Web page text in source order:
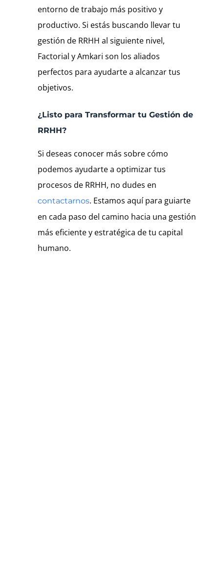
entorno de trabajo más positivo y
productivo. Si estás buscando llevar tu
gestión de RRHH al siguiente nivel,
Factorial y Amkari son los aliados
perfectos para ayudarte a alcanzar tus
objetivos.
¿Listo para Transformar tu Gestión de
RRHH?
Si deseas conocer más sobre cómo
podemos ayudarte a optimizar tus
procesos de RRHH, no dudes en
contactarnos. Estamos aquí para guiarte
en cada paso del camino hacia una gestión
más eficiente y estratégica de tu capital
humano.